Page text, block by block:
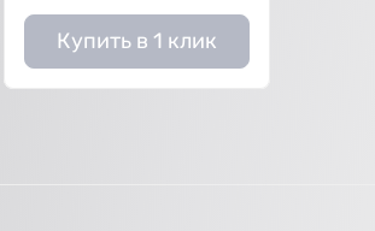
Купить в 1 клик